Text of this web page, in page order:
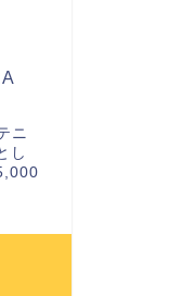
ニ
し